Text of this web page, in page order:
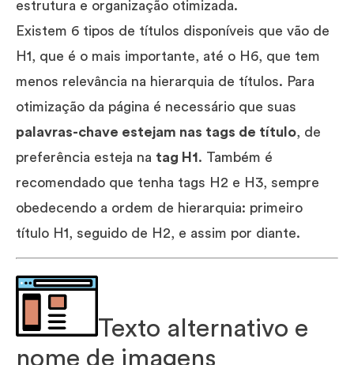
estrutura e organização otimizada.
Existem 6 tipos de títulos disponíveis que vão de
H1, que é o mais importante, até o H6, que tem
menos relevância na hierarquia de títulos. Para
otimização da página é necessário que suas
palavras-chave estejam nas tags de título, de
preferência esteja na tag H1. Também é
recomendado que tenha tags H2 e H3, sempre
obedecendo a ordem de hierarquia: primeiro
título H1, seguido de H2, e assim por diante.
Texto alternativo e
nome de imagens